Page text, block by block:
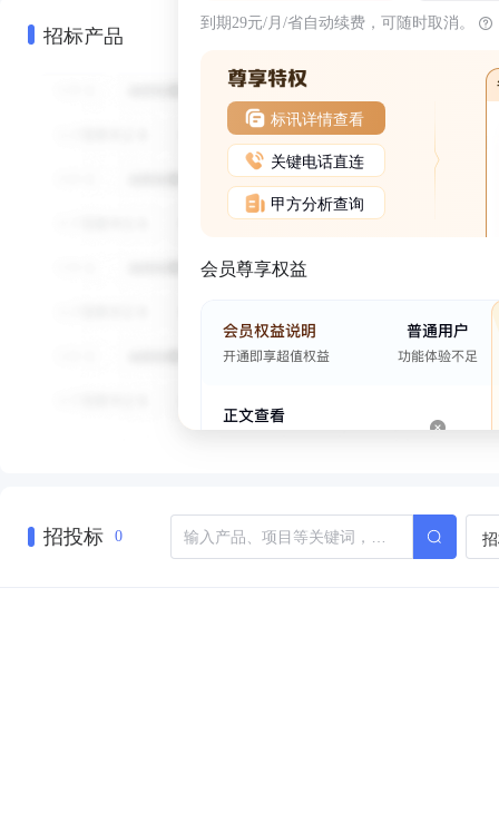
招标产品 到期29元/月/省自动续费，可随时取消。
标讯详情查看
关键电话直连
甲方分析查询
会员尊享权益
招投标 0